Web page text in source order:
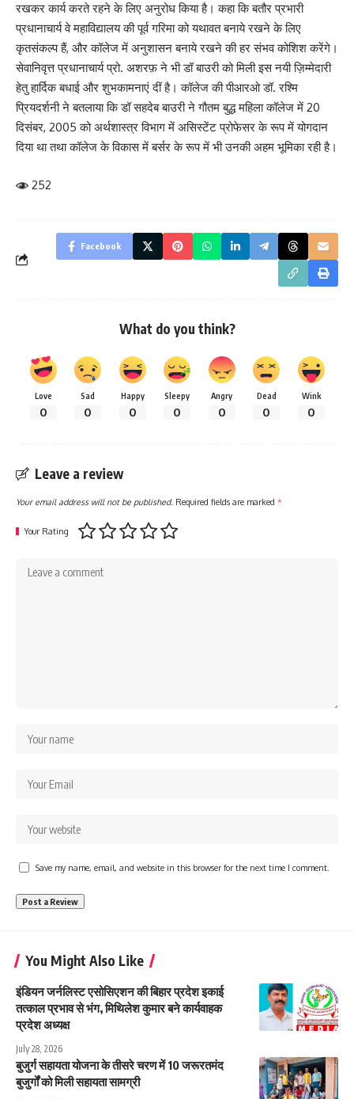
रखकर कार्य करते रहने के लिए अनुरोध किया है। कहा कि बतौर प्रभारी
प्रधानाचार्य वे महाविद्यालय की पूर्व गरिमा को यथावत बनाये रखने के लिए
कृतसंकल्प हैं, और कॉलेज में अनुशासन बनाये रखने की हर संभव कोशिश करेंगे।
सेवानिवृत्त प्रधानाचार्य प्रो. अशरफ़ ने भी डॉ बाउरी को मिली इस नयी ज़िम्मेदारी
हेतु हार्दिक बधाई और शुभकामनाएं दीं है। कॉलेज की पीआरओ डॉ. रश्मि
प्रियदर्शनी ने बतलाया कि डॉ सहदेब बाउरी ने गौतम बुद्ध महिला कॉलेज में 20
दिसंबर, 2005 को अर्थशास्त्र विभाग में असिस्टेंट प्रोफेसर के रूप में योगदान
दिया था तथा कॉलेज के विकास में बर्सर के रूप में भी उनकी अहम भूमिका रही है।
252
Facebook
What do you think?
Love
0
Sad
0
Happy
0
Sleepy
0
Angry
0
Dead
0
Wink
0
Leave a review
Your email address will not be published. Required fields are marked *
Your Rating
Save my name, email, and website in this browser for the next time I comment.
You Might Also Like
इंडियन जर्नलिस्ट एसोसिएशन की बिहार प्रदेश इकाई
तत्काल प्रभाव से भंग, मिथिलेश कुमार बने कार्यवाहक
प्रदेश अध्यक्ष
July 28, 2026
बुजुर्ग सहायता योजना के तीसरे चरण में 10 जरूरतमंद
बुजुर्गों को मिली सहायता सामग्री